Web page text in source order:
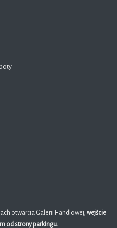
otwarcia Galerii Handlowej, wejście
od strony parkingu.